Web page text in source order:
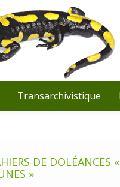
Recherche
:
Transarchivistique
DE DOLÉANCES
»